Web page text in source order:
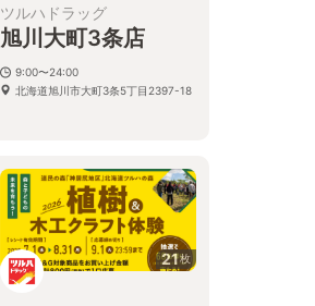
ツルハドラッグ
旭川大町3条店
9:00〜24:00
北海道旭川市大町3条5丁目2397-18
21枚